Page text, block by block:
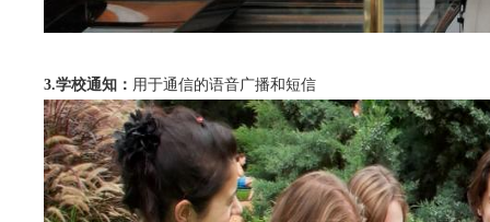
3.学校通知： 用于通信的语音广播和短信